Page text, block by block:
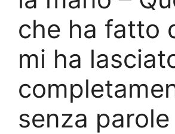
che ha fatto
mi ha
senza parole